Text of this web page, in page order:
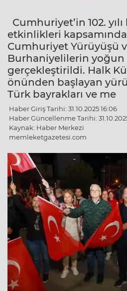
Cumhuriyet’in 102.
etkinlikleri
Cumhuriyet Yürüyüşü
Burhaniyelilerin yoğun
gerçekleştirildi. Halk
önünden başlayan
Türk bayrakları ve me
Haber Giriş Tarihi: 31.10.2025 16:06
Haber Güncellenme Tarihi:
Kaynak: Haber Merkezi
memleketgazetesi.com